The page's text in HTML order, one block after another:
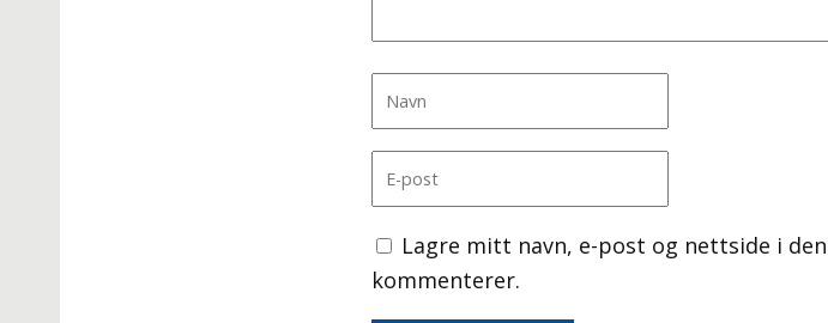
Lagre mitt navn, e-post og nettside i
kommenterer.